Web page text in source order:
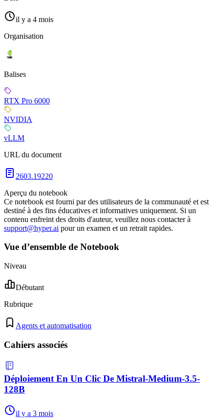
il y a 4 mois
Organisation
Balises
RTX Pro 6000
NVIDIA
vLLM
URL du document
2603.19220
Aperçu du notebook
Ce notebook est fourni par des utilisateurs de la communauté et est
destiné à des fins éducatives et informatives uniquement. Si un
contenu enfreint des droits d'auteur, veuillez nous contacter à
support@hyper.ai pour un examen et un retrait rapides.
Vue d’ensemble de Notebook
Niveau
Débutant
Rubrique
Agents et automatisation
Cahiers associés
Déploiement En Un Clic De Mistral-Medium-3.5-
128B
il y a 3 mois